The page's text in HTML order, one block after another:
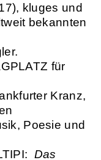
kluges und
bekannten
für
Kranz,
Poesie und
Das